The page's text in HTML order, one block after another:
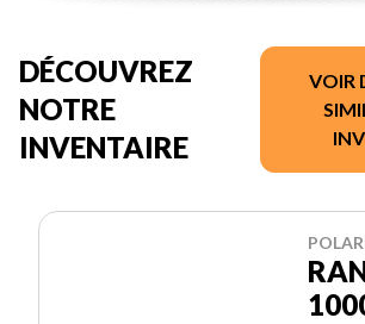
DÉCOUVREZ
NOTRE
INVENTAIRE
VOIR